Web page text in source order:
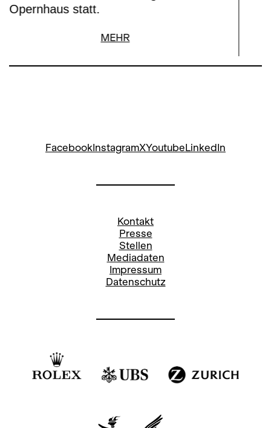
Opernhaus statt.
MEHR
FacebookInstagramXYoutubeLinkedIn
Kontakt
Presse
Stellen
Mediadaten
Impressum
Datenschutz